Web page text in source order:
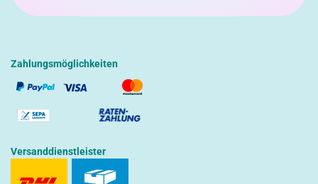
Zahlungsmöglichkeiten
Versanddienstleister